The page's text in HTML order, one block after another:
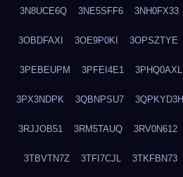
3N8UCE6Q 3NE5SFF6 3NH0FX33
3OBDFAXI 3OE9P0KI 3OPSZTYE
3PEBEUPM 3PFEI4E1 3PHQ0AXL
3PX3NDPK 3QBNPSU7 3QPKYD3H
3RJJOB51 3RM5TAUQ 3RV0N612
3TBVTN7Z 3TFI7CJL 3TKFBN73